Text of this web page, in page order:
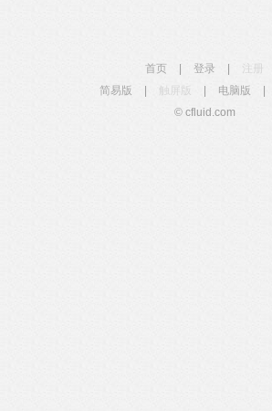
首页 登录
简易版
触屏版 电脑版
© cfluid.com